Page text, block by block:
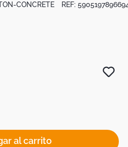
CONCRETE REF:
al carrito